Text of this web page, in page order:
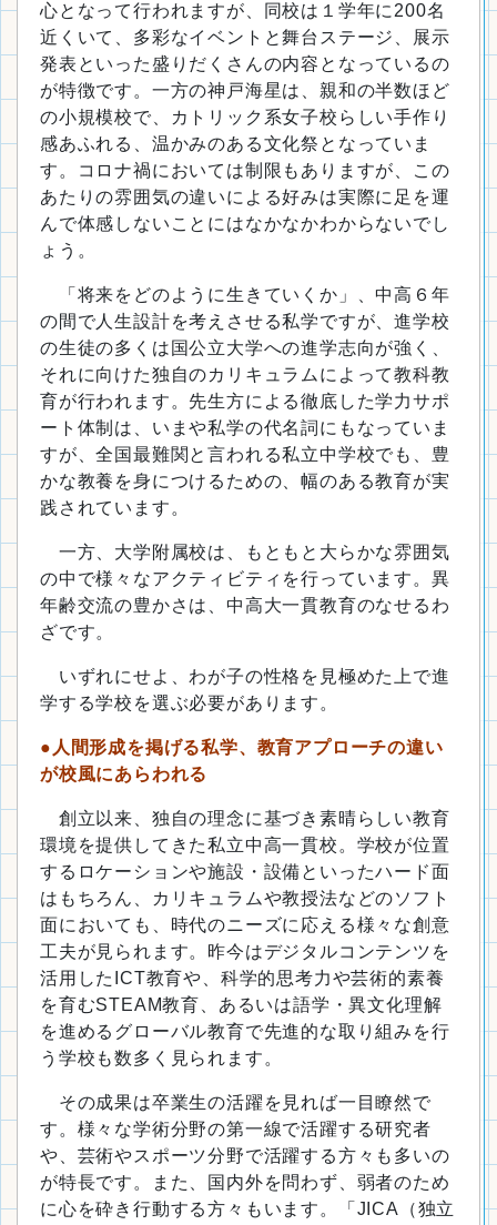
心となって行われますが、同校は１学年に200名
近くいて、多彩なイベントと舞台ステージ、展示
発表といった盛りだくさんの内容となっているの
が特徴です。一方の神戸海星は、親和の半数ほど
の小規模校で、カトリック系女子校らしい手作り
感あふれる、温かみのある文化祭となっていま
す。コロナ禍においては制限もありますが、この
あたりの雰囲気の違いによる好みは実際に足を運
んで体感しないことにはなかなかわからないでし
ょう。
「将来をどのように生きていくか」、中高６年
の間で人生設計を考えさせる私学ですが、進学校
の生徒の多くは国公立大学への進学志向が強く、
それに向けた独自のカリキュラムによって教科教
育が行われます。先生方による徹底した学力サポ
ート体制は、いまや私学の代名詞にもなっていま
すが、全国最難関と言われる私立中学校でも、豊
かな教養を身につけるための、幅のある教育が実
践されています。
一方、大学附属校は、もともと大らかな雰囲気
の中で様々なアクティビティを行っています。異
年齢交流の豊かさは、中高大一貫教育のなせるわ
ざです。
いずれにせよ、わが子の性格を見極めた上で進
学する学校を選ぶ必要があります。
● 人間形成を掲げる私学、教育アプローチの違い
が校風にあらわれる
創立以来、独自の理念に基づき素晴らしい教育
環境を提供してきた私立中高一貫校。学校が位置
するロケーションや施設・設備といったハード面
はもちろん、カリキュラムや教授法などのソフト
面においても、時代のニーズに応える様々な創意
工夫が見られます。昨今はデジタルコンテンツを
活用したICT教育や、科学的思考力や芸術的素養
を育むSTEAM教育、あるいは語学・異文化理解
を進めるグローバル教育で先進的な取り組みを行
う学校も数多く見られます。
その成果は卒業生の活躍を見れば一目瞭然で
す。様々な学術分野の第一線で活躍する研究者
や、芸術やスポーツ分野で活躍する方々も多いの
が特長です。また、国内外を問わず、弱者のため
に心を砕き行動する方々もいます。「JICA（独立